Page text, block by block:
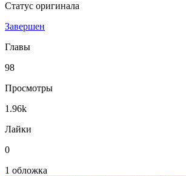
Статус оригинала
Завершен
Главы
98
Просмотры
1.96k
Лайки
0
1 обложка